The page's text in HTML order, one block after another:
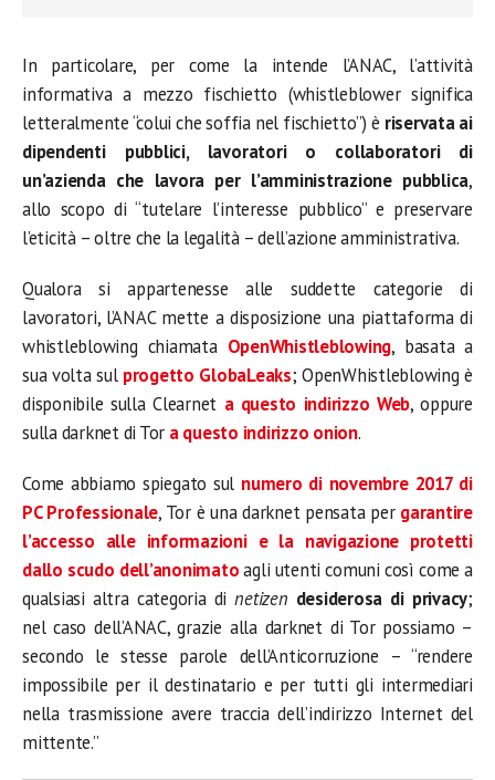
In particolare, per come la intende l’ANAC, l’attività
informativa a mezzo fischietto (whistleblower significa
letteralmente “colui che soffia nel fischietto”) è riservata ai
dipendenti pubblici, lavoratori o collaboratori di
un’azienda che lavora per l’amministrazione pubblica,
allo scopo di “tutelare l’interesse pubblico” e preservare
l’eticità – oltre che la legalità – dell’azione amministrativa.
Qualora si appartenesse alle suddette categorie di
lavoratori, l’ANAC mette a disposizione una piattaforma di
whistleblowing chiamata OpenWhistleblowing, basata a
sua volta sul progetto GlobaLeaks; OpenWhistleblowing è
disponibile sulla Clearnet a questo indirizzo Web, oppure
sulla darknet di Tor a questo indirizzo onion.
Come abbiamo spiegato sul numero di novembre 2017 di
PC Professionale, Tor è una darknet pensata per garantire
l’accesso alle informazioni e la navigazione protetti
dallo scudo dell’anonimatoagli utenti comuni così come a
qualsiasi altra categoria dinetizen desiderosa di privacy;
nel caso dell’ANAC, grazie alla darknet di Tor possiamo –
secondo le stesse parole dell’Anticorruzione – “rendere
impossibile per il destinatario e per tutti gli intermediari
nella trasmissione avere traccia dell’indirizzo Internet del
mittente.”